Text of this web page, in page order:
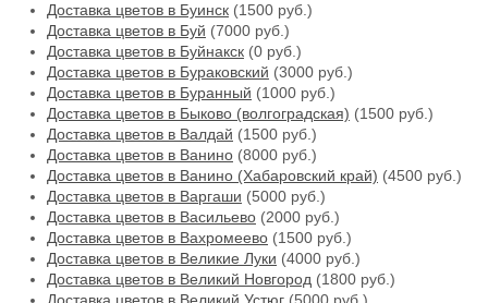
Доставка цветов в Буинск (1500 руб.)
Доставка цветов в Буй (7000 руб.)
Доставка цветов в Буйнакск (0 руб.)
Доставка цветов в Бураковский (3000 руб.)
Доставка цветов в Буранный (1000 руб.)
Доставка цветов в Быково (волгоградская) (1500 руб.)
Доставка цветов в Валдай (1500 руб.)
Доставка цветов в Ванино (8000 руб.)
Доставка цветов в Ванино (Хабаровский край) (4500 руб.)
Доставка цветов в Варгаши (5000 руб.)
Доставка цветов в Васильево (2000 руб.)
Доставка цветов в Вахромеево (1500 руб.)
Доставка цветов в Великие Луки (4000 руб.)
Доставка цветов в Великий Новгород (1800 руб.)